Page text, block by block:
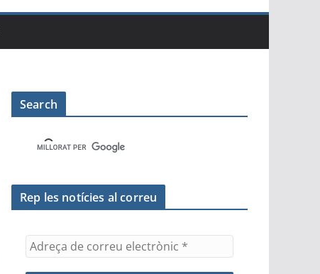
Search
Rep les notícies al correu